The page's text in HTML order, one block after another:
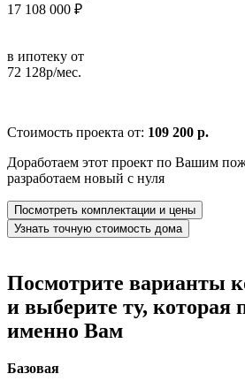
17 108 000 ₽
в ипотеку от
72 128р/мес.
Стоимость проекта от: 109 200 р.
Доработаем этот проект по Вашим
разработаем новый с нуля
Посмотреть комплектации и цены
Узнать точную стоимость дома
Посмотрите варианты
и выберите ту, которая
именно Вам
Базовая